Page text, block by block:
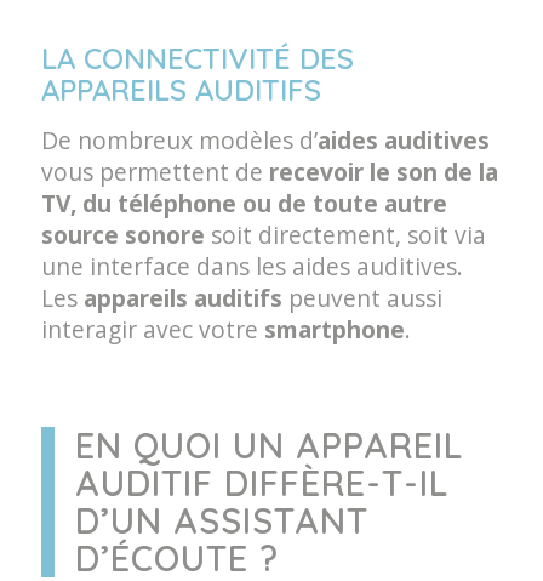
LA CONNECTIVITÉ DES
APPAREILS AUDITIFS
De nombreux modèles d’aides auditives
vous permettent de recevoir le son de la
TV, du téléphone ou de toute autre
source sonore soit directement, soit via
une interface dans les aides auditives.
Les appareils auditifs peuvent aussi
interagir avec votre smartphone.
EN QUOI UN APPAREIL
AUDITIF DIFFÈRE-T-IL
D’UN ASSISTANT
D’ÉCOUTE ?